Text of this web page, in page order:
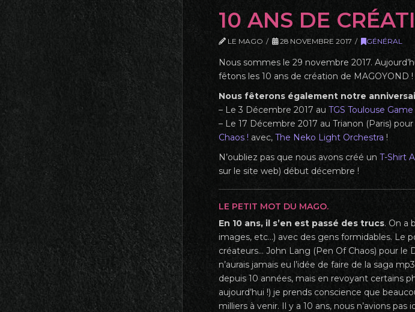
10 ANS DE
LE MAGO 28 NOVEMBRE 2017 GÉNÉRAL
Nous sommes le 29 novembre 2017.
fêtons les 10 ans de création de MAGOYOND !
Nous fêterons également notre
– Le 3 Décembre 2017 au TGS Toulouse
– Le 17 Décembre 2017 au Trianon (Paris) pour
Chaos ! avec, The Neko Light Orchestra !
N’oubliez pas que nous avons créé un T-Shirt
sur le site web) début décembre !
LE PETIT MOT DU MAGO.
En 10 ans, il s’en est passé des trucs. On a
images, etc…) avec des gens formidables. Le
créateurs… John Lang (Pen Of Chaos) pour le
n’aurais jamais eu l’idée de faire de la saga
depuis 10 années, mais en revoyant certains
aujourd’hui !) je prends conscience que
milliers à venir. Il y a 10 ans, nous n’avions